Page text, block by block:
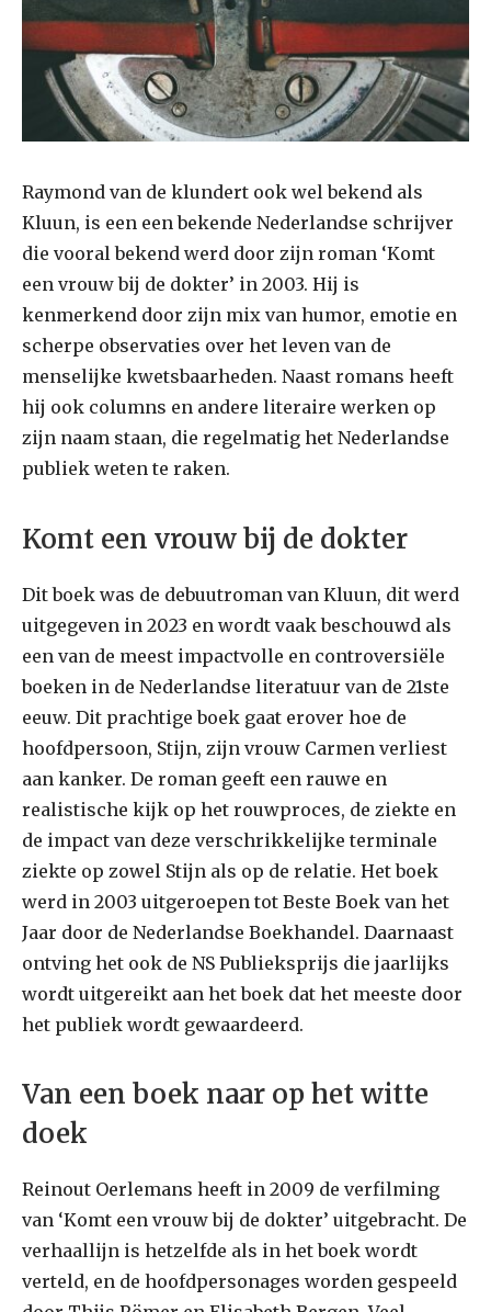
Raymond van de klundert ook wel bekend als
Kluun, is een een bekende Nederlandse schrijver
die vooral bekend werd door zijn roman ‘Komt
een vrouw bij de dokter’ in 2003. Hij is
kenmerkend door zijn mix van humor, emotie en
scherpe observaties over het leven van de
menselijke kwetsbaarheden. Naast romans heeft
hij ook columns en andere literaire werken op
zijn naam staan, die regelmatig het Nederlandse
publiek weten te raken.
Komt een vrouw bij de dokter
Dit boek was de debuutroman van Kluun, dit werd
uitgegeven in 2023 en wordt vaak beschouwd als
een van de meest impactvolle en controversiële
boeken in de Nederlandse literatuur van de 21ste
eeuw. Dit prachtige boek gaat erover hoe de
hoofdpersoon, Stijn, zijn vrouw Carmen verliest
aan kanker. De roman geeft een rauwe en
realistische kijk op het rouwproces, de ziekte en
de impact van deze verschrikkelijke terminale
ziekte op zowel Stijn als op de relatie. Het boek
werd in 2003 uitgeroepen tot Beste Boek van het
Jaar door de Nederlandse Boekhandel. Daarnaast
ontving het ook de NS Publieksprijs die jaarlijks
wordt uitgereikt aan het boek dat het meeste door
het publiek wordt gewaardeerd.
Van een boek naar op het witte
doek
Reinout Oerlemans heeft in 2009 de verfilming
van ‘Komt een vrouw bij de dokter’ uitgebracht. De
verhaallijn is hetzelfde als in het boek wordt
verteld, en de hoofdpersonages worden gespeeld